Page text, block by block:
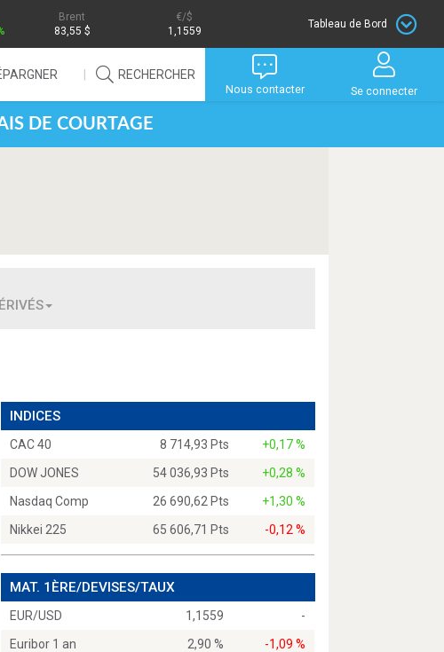
Brent
83,55 $
/$
1,1559
Tableau de Bord
RECHERCHER
Nous contacter Se connecter
DE COURTAGE
INDICES
CAC 40 8 714,93 Pts
+0,17 %
DOW JONES
54 036,93 Pts
+0,28 %
Nasdaq Comp
26 690,62 Pts
+1,30 %
Nikkei 225
65 606,71 Pts -0,12 %
MAT. 1ÈRE/DEVISES/TAUX
EUR/USD 1,1559
-
Euribor 1 an
2,90 %
-1,09 %